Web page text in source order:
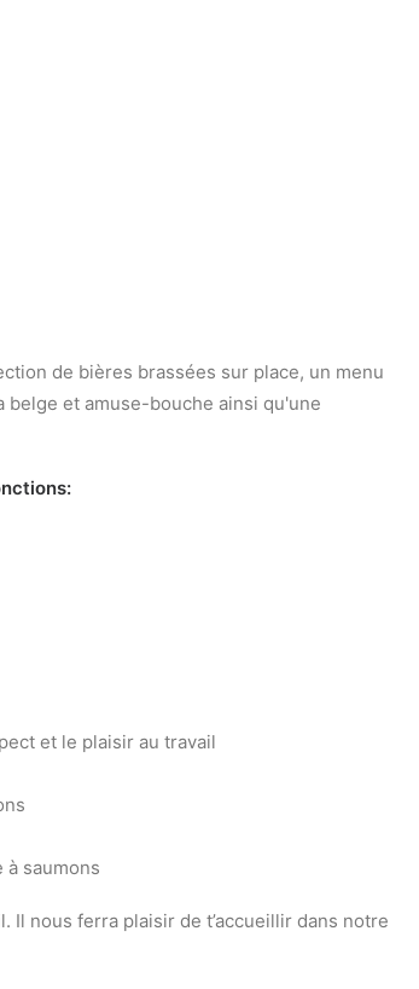
de bières brassées sur place, un menu
et amuse-bouche ainsi qu'une
et le plaisir au travail
saumons
Il nous ferra plaisir de t’accueillir dans notre